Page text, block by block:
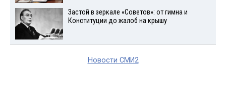
Застой в зеркале «Советов»: от гимна и
Конституции до жалоб на крышу
Новости СМИ2